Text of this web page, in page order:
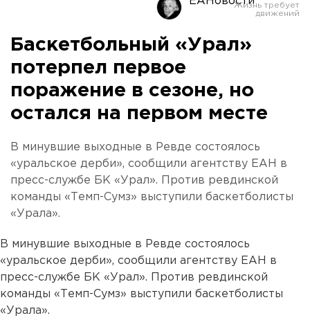
Баскетбольный «Урал»
потерпел первое
поражение в сезоне, но
остался на первом месте
В минувшие выходные в Ревде состоялось
«уральское дерби», сообщили агентству ЕАН в
пресс-службе БК «Урал». Против ревдинской
команды «Темп-Сумз» выступили баскетболисты
«Урала».
В минувшие выходные в Ревде состоялось
«уральское дерби», сообщили агентству ЕАН в
пресс-службе БК «Урал». Против ревдинской
команды «Темп-Сумз» выступили баскетболисты
«Урала».